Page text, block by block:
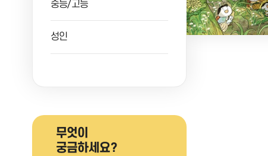
중등/고등
성인
무엇이
궁금하세요?